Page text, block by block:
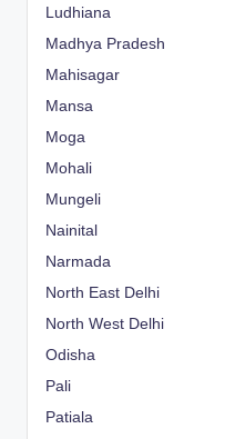
Ludhiana
Madhya Pradesh
Mahisagar
Mansa
Moga
Mohali
Mungeli
Nainital
Narmada
North East Delhi
North West Delhi
Odisha
Pali
Patiala